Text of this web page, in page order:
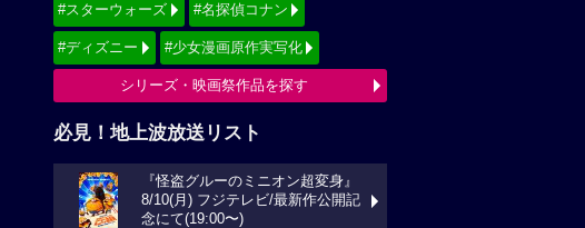
#スターウォーズ #名探偵コナン
#ディズニー #少女漫画原作実写化
シリーズ・映画祭作品を探す
必見！地上波放送リスト
『怪盗グルーのミニオン超変身』
8/10(月) フジテレビ/最新作公開記
念にて(19:00〜)